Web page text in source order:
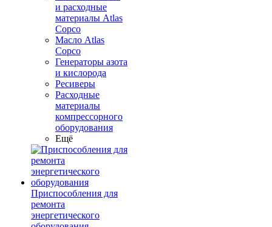
и расходные
материалы Atlas
Copco
Масло Atlas
Copco
Генераторы азота
и кислорода
Ресиверы
Расходные
материалы
компрессорного
оборудования
Ещё
Приспособления для
ремонта
энергетического